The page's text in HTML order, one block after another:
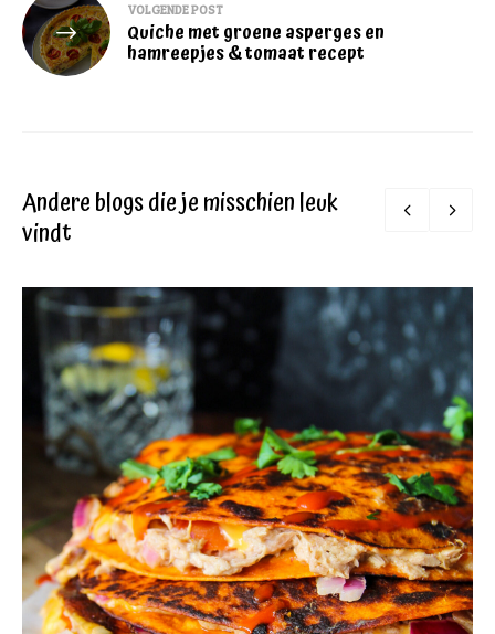
VOLGENDE POST
Quiche met groene asperges en
hamreepjes & tomaat recept
Andere blogs die je misschien leuk
vindt